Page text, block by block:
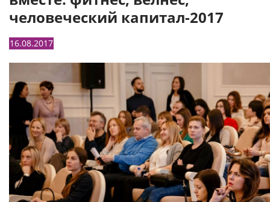
человеческий капитал-2017
16.08.2017